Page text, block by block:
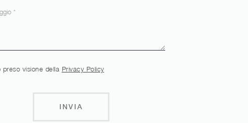
preso visione della Privacy Policy
INVIA